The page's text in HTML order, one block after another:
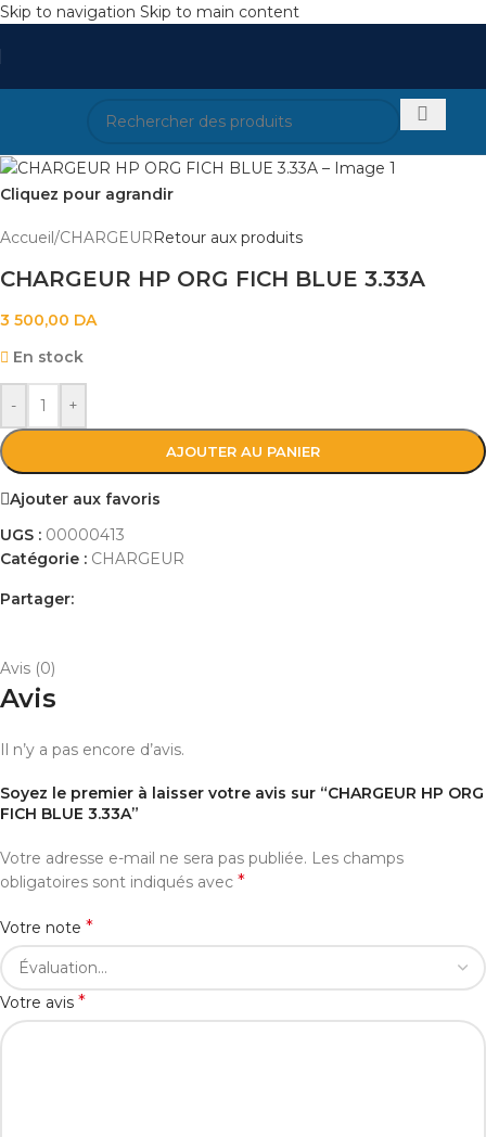
Skip to navigation Skip to main content
Cliquez pour agrandir
Accueil /CHARGEUR Retour aux produits
CHARGEUR HP ORG FICH BLUE 3.33A
3 500,00 DA
En stock
- +
AJOUTER AU PANIER
Ajouter aux favoris
UGS : 00000413
Catégorie : CHARGEUR
Partager:
Avis (0)
Avis
Il n’y a pas encore d’avis.
Soyez le premier à laisser votre avis sur “CHARGEUR HP ORG
FICH BLUE 3.33A”
Votre adresse e-mail ne sera pas publiée. Les champs
obligatoires sont indiqués avec *
Votre note *
Votre avis *